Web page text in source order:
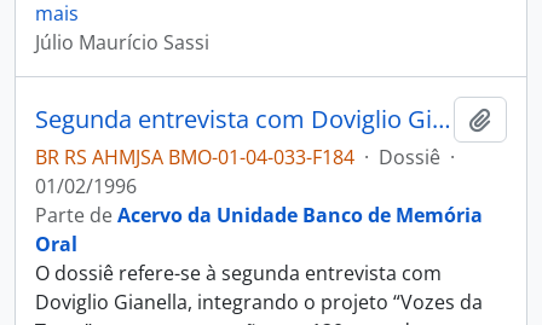
mais
Júlio Maurício Sassi
Segunda entrevista com Doviglio Gianella
BR RS AHMJSA BMO-01-04-033-F184 · Dossiê ·
01/02/1996
Parte deAcervo da Unidade Banco de Memória
Oral
O dossiê refere-se à segunda entrevista com
Doviglio Gianella, integrando o projeto “Vozes da